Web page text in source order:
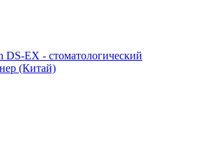
EX - cтоматологический
(Китай)